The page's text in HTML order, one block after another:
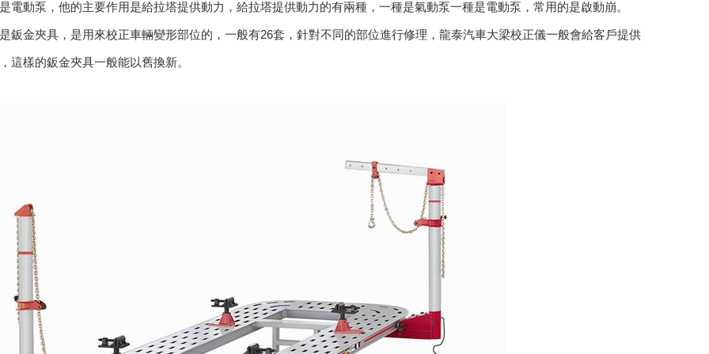
電動泵，他的主要作用是給拉塔提供動力，給拉塔提供動力的有兩種，一種是氣動泵一種是電動泵，常用的是啟動崩。
鈑金夾具，是用來校正車輛變形部位的，一般有26套，針對不同的部位進行修理，龍泰汽車大梁校正儀一般會給客戶提供
這樣的鈑金夾具一般能以舊換新。